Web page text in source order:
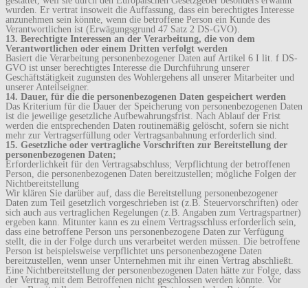
wurden. Er vertrat insoweit die Auffassung, dass ein berechtigtes Interesse
anzunehmen sein könnte, wenn die betroffene Person ein Kunde des
Verantwortlichen ist (Erwägungsgrund 47 Satz 2 DS-GVO).
13. Berechtigte Interessen an der Verarbeitung, die von dem
Verantwortlichen oder einem Dritten verfolgt werden
Basiert die Verarbeitung personenbezogener Daten auf Artikel 6 I lit. f DS-
GVO ist unser berechtigtes Interesse die Durchführung unserer
Geschäftstätigkeit zugunsten des Wohlergehens all unserer Mitarbeiter und
unserer Anteilseigner.
14. Dauer, für die die personenbezogenen Daten gespeichert werden
Das Kriterium für die Dauer der Speicherung von personenbezogenen Daten
ist die jeweilige gesetzliche Aufbewahrungsfrist. Nach Ablauf der Frist
werden die entsprechenden Daten routinemäßig gelöscht, sofern sie nicht
mehr zur Vertragserfüllung oder Vertragsanbahnung erforderlich sind.
15. Gesetzliche oder vertragliche Vorschriften zur Bereitstellung der
personenbezogenen Daten;
Erforderlichkeit für den Vertragsabschluss; Verpflichtung der betroffenen
Person, die personenbezogenen Daten bereitzustellen; mögliche Folgen der
Nichtbereitstellung
Wir klären Sie darüber auf, dass die Bereitstellung personenbezogener
Daten zum Teil gesetzlich vorgeschrieben ist (z.B. Steuervorschriften) oder
sich auch aus vertraglichen Regelungen (z.B. Angaben zum Vertragspartner)
ergeben kann. Mitunter kann es zu einem Vertragsschluss erforderlich sein,
dass eine betroffene Person uns personenbezogene Daten zur Verfügung
stellt, die in der Folge durch uns verarbeitet werden müssen. Die betroffene
Person ist beispielsweise verpflichtet uns personenbezogene Daten
bereitzustellen, wenn unser Unternehmen mit ihr einen Vertrag abschließt.
Eine Nichtbereitstellung der personenbezogenen Daten hätte zur Folge, dass
der Vertrag mit dem Betroffenen nicht geschlossen werden könnte. Vor